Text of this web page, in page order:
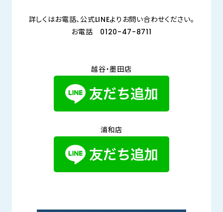
詳しくはお電話、公式LINEよりお問い合わせください。
お電話 0120-47-8711
越谷・墨田店
浦和店